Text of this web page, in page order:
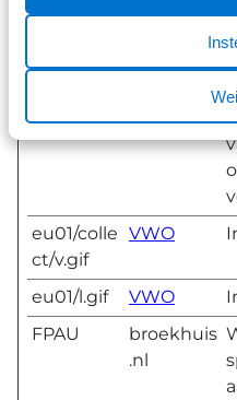
eu01/colle
ct/v.gif
VWO
eu01/l.gif VWO
FPAU
broekhuis
.nl